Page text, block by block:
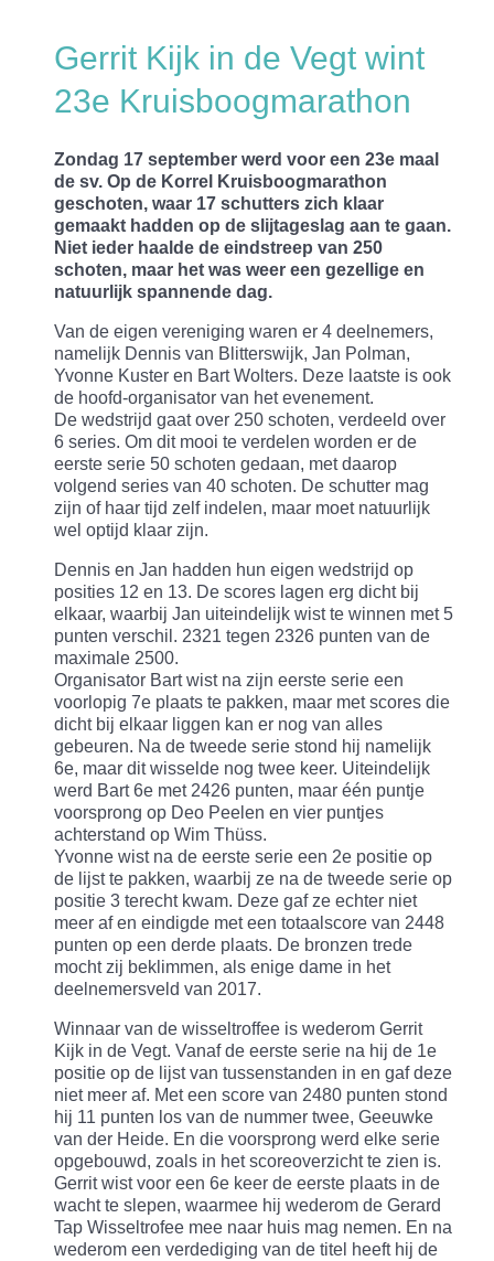
Gerrit Kijk in de Vegt wint
23e Kruisboogmarathon
Zondag 17 september werd voor een 23e maal
de sv. Op de Korrel Kruisboogmarathon
geschoten, waar 17 schutters zich klaar
gemaakt hadden op de slijtageslag aan te gaan.
Niet ieder haalde de eindstreep van 250
schoten, maar het was weer een gezellige en
natuurlijk spannende dag.
Van de eigen vereniging waren er 4 deelnemers,
namelijk Dennis van Blitterswijk, Jan Polman,
Yvonne Kuster en Bart Wolters. Deze laatste is ook
de hoofd-organisator van het evenement.
De wedstrijd gaat over 250 schoten, verdeeld over
6 series. Om dit mooi te verdelen worden er de
eerste serie 50 schoten gedaan, met daarop
volgend series van 40 schoten. De schutter mag
zijn of haar tijd zelf indelen, maar moet natuurlijk
wel optijd klaar zijn.
Dennis en Jan hadden hun eigen wedstrijd op
posities 12 en 13. De scores lagen erg dicht bij
elkaar, waarbij Jan uiteindelijk wist te winnen met 5
punten verschil. 2321 tegen 2326 punten van de
maximale 2500.
Organisator Bart wist na zijn eerste serie een
voorlopig 7e plaats te pakken, maar met scores die
dicht bij elkaar liggen kan er nog van alles
gebeuren. Na de tweede serie stond hij namelijk
6e, maar dit wisselde nog twee keer. Uiteindelijk
werd Bart 6e met 2426 punten, maar één puntje
voorsprong op Deo Peelen en vier puntjes
achterstand op Wim Thüss.
Yvonne wist na de eerste serie een 2e positie op
de lijst te pakken, waarbij ze na de tweede serie op
positie 3 terecht kwam. Deze gaf ze echter niet
meer af en eindigde met een totaalscore van 2448
punten op een derde plaats. De bronzen trede
mocht zij beklimmen, als enige dame in het
deelnemersveld van 2017.
Winnaar van de wisseltroffee is wederom Gerrit
Kijk in de Vegt. Vanaf de eerste serie na hij de 1e
positie op de lijst van tussenstanden in en gaf deze
niet meer af. Met een score van 2480 punten stond
hij 11 punten los van de nummer twee, Geeuwke
van der Heide. En die voorsprong werd elke serie
opgebouwd, zoals in het scoreoverzicht te zien is.
Gerrit wist voor een 6e keer de eerste plaats in de
wacht te slepen, waarmee hij wederom de Gerard
Tap Wisseltrofee mee naar huis mag nemen. En na
wederom een verdediging van de titel heeft hij de